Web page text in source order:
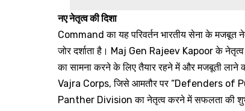
नए नेतृत्व की दिशा
Command का यह परिवर्तन भारतीय सेना के
जोर दर्शाता है। Maj Gen Rajeev Kapoor के
का सामना करने के लिए तैयार रहने में और मजबूती लाने
Vajra Corps, जिसे आमतौर पर “Defenders of
Panther Division का नेतृत्व करने में सफलता की